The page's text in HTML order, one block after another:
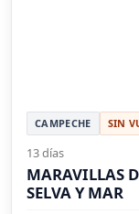
CAMPECHE SIN
13 días
MARAVILLAS
SELVA Y MAR